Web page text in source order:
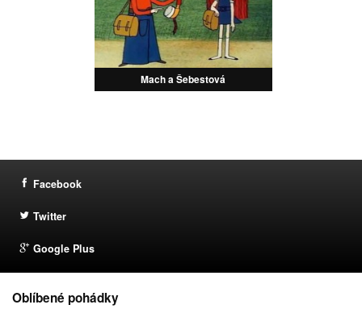
Mach a Šebestová
Facebook
Twitter
Google Plus
Oblíbené pohádky